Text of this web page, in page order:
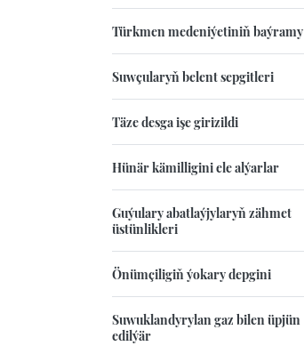
Türkmen medeniýetiniň baýramy
Suwçularyň belent sepgitleri
Täze desga işe girizildi
Hünär kämilligini ele alýarlar
Guýulary abatlaýjylaryň zähmet
üstünlikleri
Önümçiligiň ýokary depgini
Suwuklandyrylan gaz bilen üpjün
edilýär